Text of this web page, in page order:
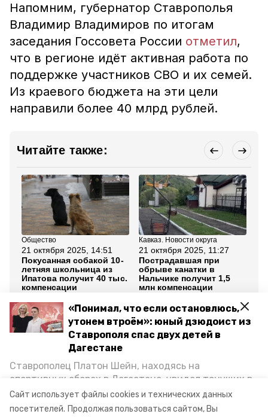
Сайт использует файлы cookies и технических данных
посетителей. Продолжая пользоваться сайтом, Вы
«Понимал, что если остановлюсь,
утонем втроём»: юный дзюдоист из
Ставрополя спас двух детей в
Дагестане
Ставрополец Платон Шейн, находясь на
спортивных сборах в Дегестане, увидел тонущих в
Каспийском море детей и бросился на помощь. По
возвращении домой, отважного мальчика
Напомним, губернатор Ставрополья
Владимир Владимиров по итогам
заседания Госсовета России отметил,
что в регионе идёт активная работа по
поддержке участников СВО и их семей.
Из краевого бюджета на эти цели
направили более 40 млрд рублей.
Читайте также:
Общество
21 октября 2025, 14:51
Покусанная собакой 10-
летняя школьница из
Ипатова получит 40 тыс.
компенсации
Кавказ. Новости округа
21 октября 2025, 11:27
Пострадавшая при
обрыве канатки в
Нальчике получит 1,5
млн компенсации
Все новости
прокуратура ставропольского края
ремонт дороги арзгир
поддержка участников сво и их семей